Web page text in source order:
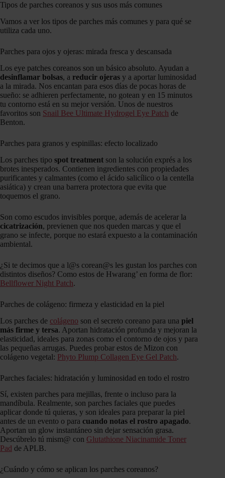
Tipos de parches coreanos y sus usos más comunes
Vamos a ver los tipos de parches más comunes y para qué se
utiliza cada uno.
Parches para ojos y ojeras: mirada fresca y descansada
Los eye patches coreanos son un básico absoluto. Ayudan a
desinflamar bolsas, a reducir ojeras y a aportar luminosidad
a la mirada. Nos encantan para esos días de pocas horas de
sueño: se adhieren perfectamente, no gotean y en 15 minutos
tu contorno está en su mejor versión. Unos de nuestros
favoritos son Snail Bee Ultimate Hydrogel Eye Patch de
Benton.
Parches para granos y espinillas: efecto localizado
Los parches tipo spot treatment son la solución exprés a los
brotes inesperados. Contienen ingredientes con propiedades
purificantes y calmantes (como el ácido salicílico o la centella
asiática) y crean una barrera protectora que evita que
toquemos el grano.
Son como escudos invisibles porque, además de acelerar la
cicatrización, previenen que nos queden marcas y que el
grano se infecte, porque no estará expuesto a la contaminación
ambiental.
¿Si te decimos que a l@s corean@s les gustan los parches con
distintos diseños? Como estos de Hwarang’ en forma de flor:
Bellflower Night Patch.
Parches de colágeno: firmeza y elasticidad en la piel
Los parches de colágeno son el secreto coreano para una piel
más firme y tersa. Aportan hidratación profunda y mejoran la
elasticidad, ideales para zonas como el contorno de ojos y para
las pequeñas arrugas. Puedes probar estos de Mizon con
colágeno vegetal: Phyto Plump Collagen Eye Gel Patch.
Parches faciales: hidratación y luminosidad en todo el rostro
Sí, existen parches para mejillas, frente o incluso para la
mandíbula. Realmente, son parches faciales que puedes
aplicar donde tú quieras, y son ideales para preparar la piel
antes de un evento o para cuando notas el rostro apagado.
Aportan un glow instantáneo sin dejar sensación grasa.
Descúbrelo tú mism@ con Glutathione Niacinamide Toner
Pad de APLB.
¿Cuándo y cómo se aplican los parches coreanos?